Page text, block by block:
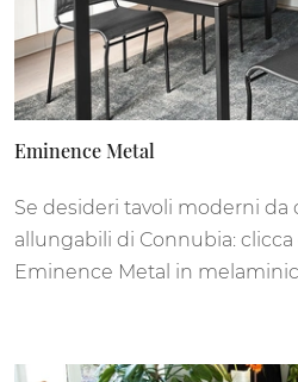
Eminence Metal
Se desideri tavoli moderni da
allungabili di Connubia:
Eminence Metal in